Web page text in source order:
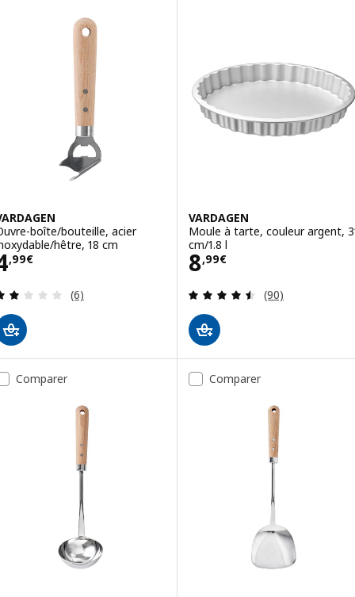
boîte/bouteille, acier
hêtre, 18 cm
,99€4,99€
Révision: 2 hors de 5 étoiles. Nombre total de
(6)
VARDAGEN
Moule à tarte, couleur argent,
cm/1.8 l
8,99€
Prix 8,99€
Révision: 4.5
(90)
Comparer Comparer